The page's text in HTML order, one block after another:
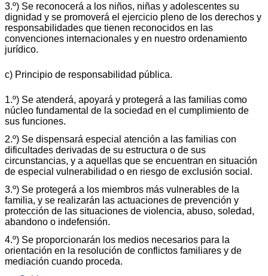
3.º) Se reconocerá a los niños, niñas y adolescentes su
dignidad y se promoverá el ejercicio pleno de los derechos y
responsabilidades que tienen reconocidos en las
convenciones internacionales y en nuestro ordenamiento
jurídico.
c) Principio de responsabilidad pública.
1.º) Se atenderá, apoyará y protegerá a las familias como
núcleo fundamental de la sociedad en el cumplimiento de
sus funciones.
2.º) Se dispensará especial atención a las familias con
dificultades derivadas de su estructura o de sus
circunstancias, y a aquellas que se encuentran en situación
de especial vulnerabilidad o en riesgo de exclusión social.
3.º) Se protegerá a los miembros más vulnerables de la
familia, y se realizarán las actuaciones de prevención y
protección de las situaciones de violencia, abuso, soledad,
abandono o indefensión.
4.º) Se proporcionarán los medios necesarios para la
orientación en la resolución de conflictos familiares y de
mediación cuando proceda.